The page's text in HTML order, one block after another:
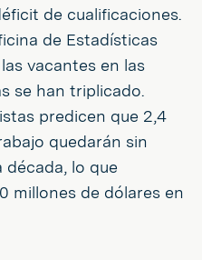
de cualificaciones.
de Estadísticas
vacantes en las
se han triplicado.
predicen que 2,4
quedarán sin
lo que
millones de dólares en